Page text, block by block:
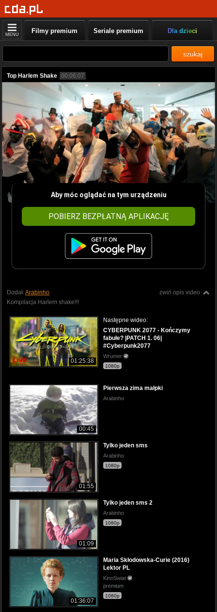
MENU Filmy premium Seriale premium Dla dzieci
szukaj
Top Harlem Shake 00:06:07
Aby móc oglądać na tym urządzeniu
POBIERZ BEZPŁATNĄ APLIKACJĘ
zwiń opis video
Dodał:Arabinho
Kompilacja Harlem shake!!!
01:25:38
Następne wideo:
CYBERPUNK 2077 - Kończymy
fabułe? |PATCH 1. 06|
#Cyberpunk2077
Wrumer
1080p
00:45
Pierwsza zima małpki
Arabinho
01:55
Tylko jeden sms
Arabinho
1080p
01:09
Tylko jeden sms 2
Arabinho
1080p
01:36:07
Maria Skłodowska-Curie (2016)
Lektor PL
KinoSwiat
premium
1080p